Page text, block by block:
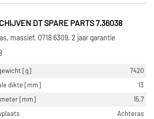
DT SPARE PARTS 7.36038
massief, 0718 6309, 2 jaar garantie
[g]
7420
dikte [mm]
13
[mm]
15,7
Achteras